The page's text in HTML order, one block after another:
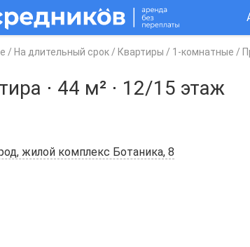
/ На длительный срок / Квартиры / 1-комнатные /
⋅ 44 м² ⋅ 12/15 этаж
жилой комплекс Ботаника, 8